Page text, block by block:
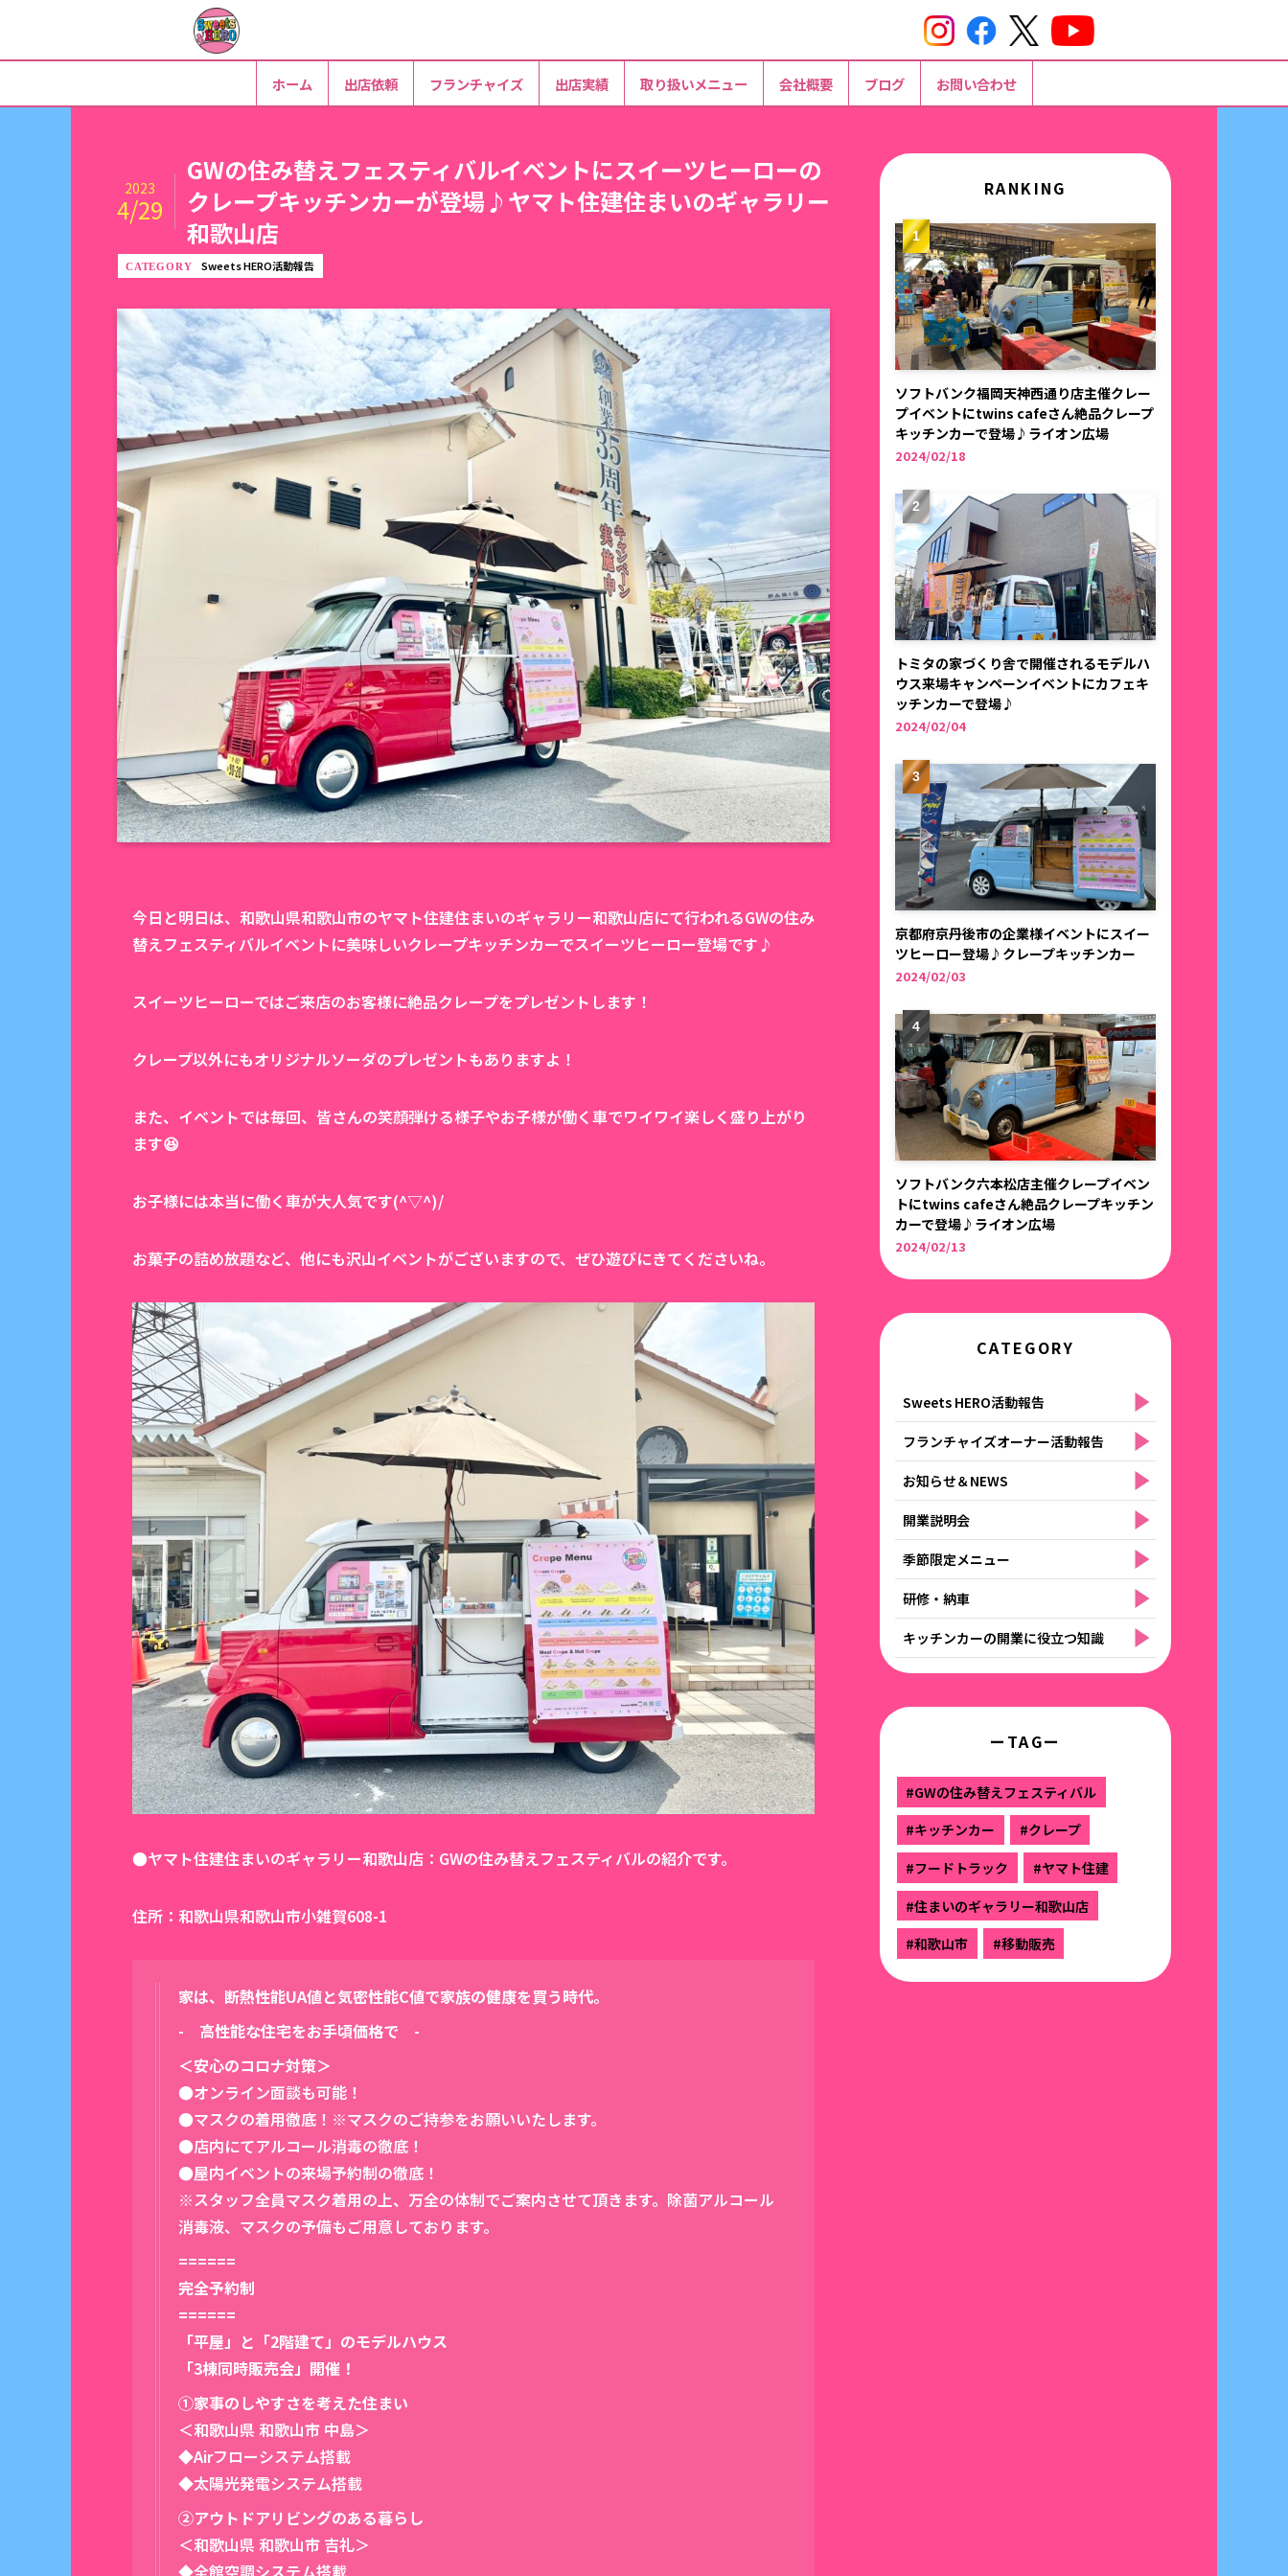
GWの住み替えフェスティバルイベントにスイーツヒーローの
クレープキッチンカーが登場♪ヤマト住建住まいのギャラリー
和歌山店
2023
4/29
Sweets HERO活動報告
今日と明日は、和歌山県和歌山市のヤマト住建住まいのギャラリー和歌山店にて行われるGWの住み
替えフェスティバルイベントに美味しいクレープキッチンカーでスイーツヒーロー登場です♪
スイーツヒーローではご来店のお客様に絶品クレープをプレゼントします！
クレープ以外にもオリジナルソーダのプレゼントもありますよ！
また、イベントでは毎回、皆さんの笑顔弾ける様子やお子様が働く車でワイワイ楽しく盛り上がり
ます😆
お子様には本当に働く車が大人気です(^▽^)/
お菓子の詰め放題など、他にも沢山イベントがございますので、ぜひ遊びにきてくださいね。
●ヤマト住建住まいのギャラリー和歌山店：GWの住み替えフェスティバルの紹介です。
住所：和歌山県和歌山市小雑賀608-1
家は、断熱性能UA値と気密性能C値で家族の健康を買う時代。
- 高性能な住宅をお手頃価格で -
＜安心のコロナ対策＞
●オンライン面談も可能！
●マスクの着用徹底！※マスクのご持参をお願いいたします。
●店内にてアルコール消毒の徹底！
●屋内イベントの来場予約制の徹底！
※スタッフ全員マスク着用の上、万全の体制でご案内させて頂きます。除菌アルコール
消毒液、マスクの予備もご用意しております。
======
完全予約制
======
「平屋」と「2階建て」のモデルハウス
「3棟同時販売会」開催！
①家事のしやすさを考えた住まい
＜和歌山県 和歌山市 中島＞
◆Airフローシステム搭載
◆太陽光発電システム搭載
②アウトドアリビングのある暮らし
＜和歌山県 和歌山市 吉礼＞
RANKING
ソフトバンク福岡天神西通り店主催クレー
プイベントにtwins cafeさん絶品クレープ
キッチンカーで登場♪ライオン広場
2024/02/18
トミタの家づくり舎で開催されるモデルハ
ウス来場キャンペーンイベントにカフェキ
ッチンカーで登場♪
2024/02/04
京都府京丹後市の企業様イベントにスイー
ツヒーロー登場♪クレープキッチンカー
2024/02/03
ソフトバンク六本松店主催クレープイベン
トにtwins cafeさん絶品クレープキッチン
カーで登場♪ライオン広場
2024/02/13
CATEGORY
Sweets HERO活動報告
フランチャイズオーナー活動報告
お知らせ＆NEWS
開業説明会
季節限定メニュー
研修・納車
キッチンカーの開業に役立つ知識
ーTAGー
#GWの住み替えフェスティバル
#キッチンカー
#クレープ
#フードトラック
#ヤマト住建
#住まいのギャラリー和歌山店
#和歌山市
#移動販売
ホーム 出店依頼 フランチャイズ 出店実績 取り扱いメニュー 会社概要 ブログ お問い合わせ